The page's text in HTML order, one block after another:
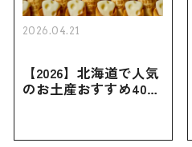
2026.04.21
【2026】北海道で人気
のお土産おすすめ40選
買えない限定品、女性